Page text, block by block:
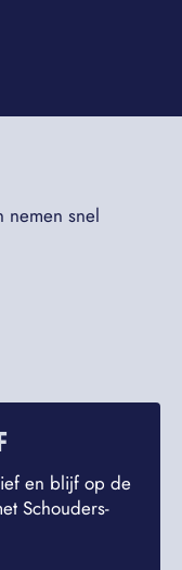
nemen snel
en blijf op de
Schouders-